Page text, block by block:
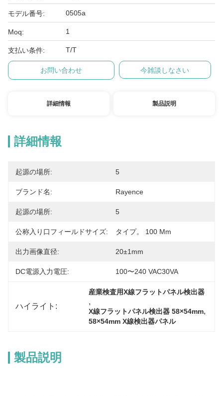
モデル番号: 0505a
Moq: 1
支払い条件: T/T
お問い合わせ 今雑談しなさい
詳細情報 製品説明
詳細情報
起源の場所: 5
ブランド名: Rayence
起源の場所: 5
公称入り口フィールドサイズ: タイプ。 100 Mm
出力画像直径: 20±1mm
DC電源入力電圧: 100〜240 VAC30VA
ハイライト:
産業検査用X線フラットパネル検出器
,
X線フラットパネル検出器 58×54mm
58×54mm X線検出器パネル
製品説明